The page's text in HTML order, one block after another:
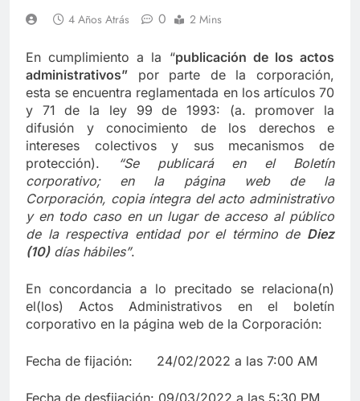
4 Años Atrás 0 2 Mins
En cumplimiento a la “publicación de los actos
administrativos” por parte de la corporación,
esta se encuentra reglamentada en los artículos 70
y 71 de la ley 99 de 1993: (a. promover la
difusión y conocimiento de los derechos e
intereses colectivos y sus mecanismos de
protección).
“Se publicará en el Boletín
corporativo; en la página web de la
Corporación, copia íntegra del acto administrativo
y en todo caso en un lugar de acceso al público
de la respectiva entidad por el término de Diez
(10)días hábiles”.
En concordancia a lo precitado se relaciona(n)
el(los) Actos Administrativos en el boletín
corporativo en la página web de la Corporación:
Fecha de fijación: 24/02/2022 a las 7:00 AM
Fecha de desfijación: 09/03/2022 a las 5:30 PM